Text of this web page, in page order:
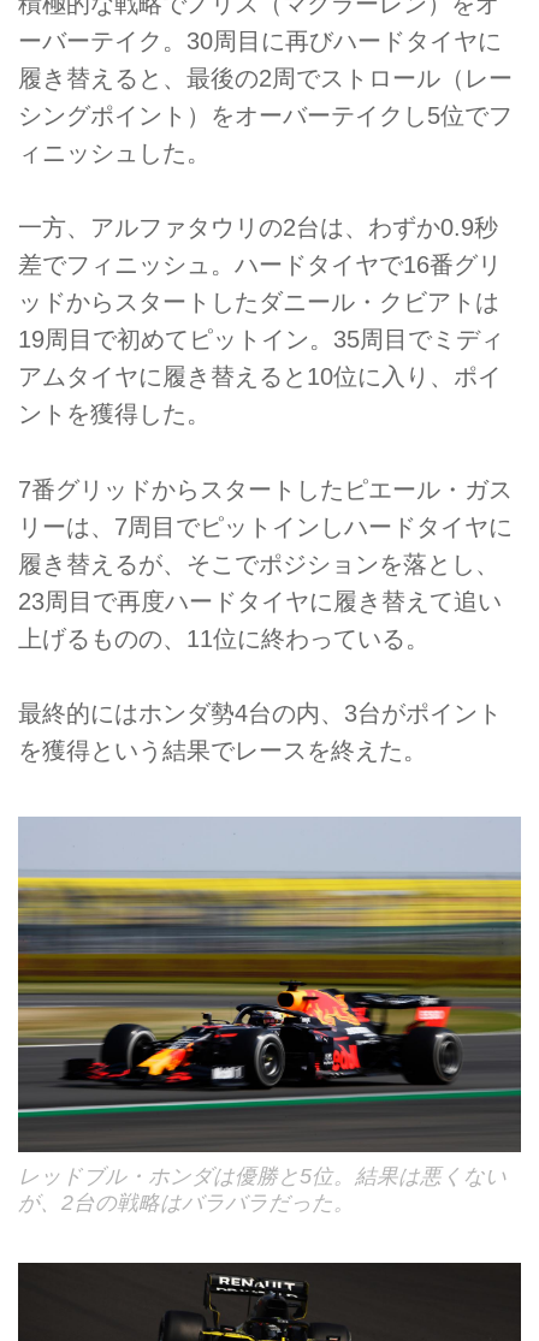
ーバーテイク。30周目に再びハードタイヤに
履き替えると、最後の2周でストロール（レー
シングポイント）をオーバーテイクし5位でフ
ィニッシュした。
一方、アルファタウリの2台は、わずか0.9秒
差でフィニッシュ。ハードタイヤで16番グリ
ッドからスタートしたダニール・クビアトは
19周目で初めてピットイン。35周目でミディ
アムタイヤに履き替えると10位に入り、ポイ
ントを獲得した。
7番グリッドからスタートしたピエール・ガス
リーは、7周目でピットインしハードタイヤに
履き替えるが、そこでポジションを落とし、
23周目で再度ハードタイヤに履き替えて追い
上げるものの、11位に終わっている。
最終的にはホンダ勢4台の内、3台がポイント
を獲得という結果でレースを終えた。
レッドブル・ホンダは優勝と5位。結果は悪くない
が、2台の戦略はバラバラだった。